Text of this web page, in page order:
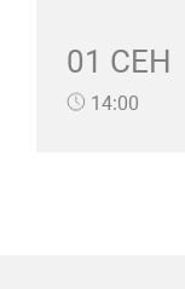
01 СЕН
14:00